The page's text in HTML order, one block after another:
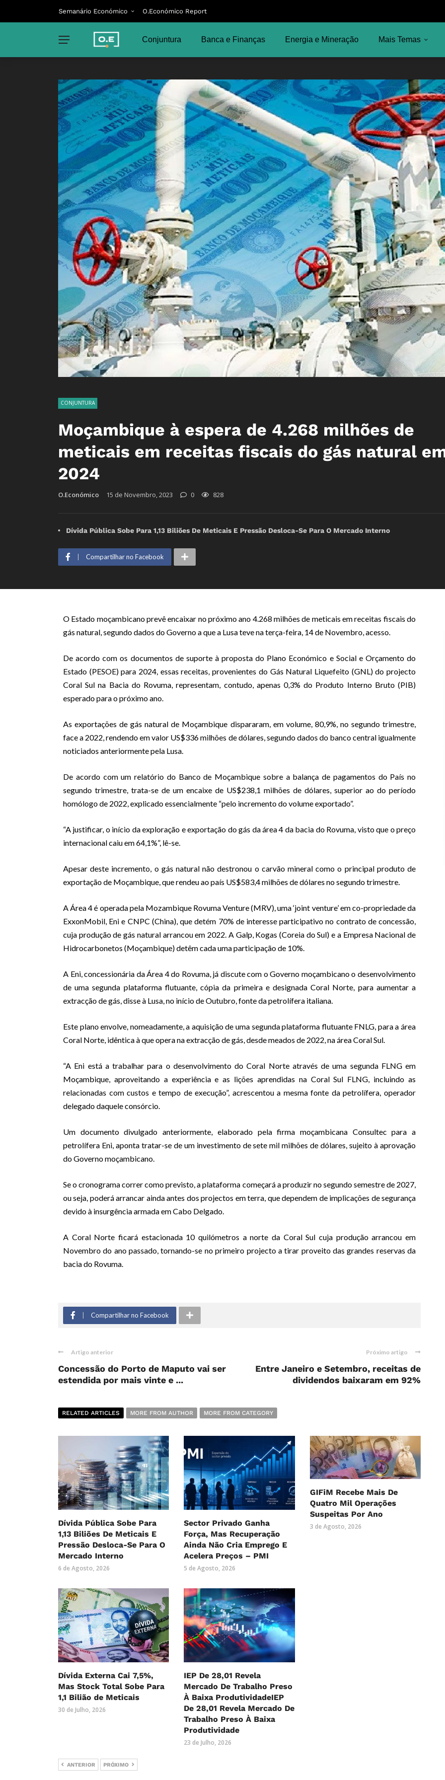
Semanário Económico O.Económico Report
Conjuntura Banca e Finanças Energia e Mineração Mais Temas
CONJUNTURA
Moçambique à espera de 4.268 milhões de
meticais em receitas fiscais do gás natural
2024
O.Económico 15 de Novembro, 2023 0 828
Dívida Pública Sobe Para 1,13 Biliões De Meticais E Pressão Desloca-Se Para O Mercado Interno
Compartilhar no Facebook
O Estado moçambicano prevê encaixar no próximo ano 4.268 milhões de meticais em receitas fiscais do
gás natural, segundo dados do Governo a que a Lusa teve na terça-feira, 14 de Novembro, acesso.
De acordo com os documentos de suporte à proposta do Plano Económico e Social e Orçamento do
Estado (PESOE) para 2024, essas receitas, provenientes do Gás Natural Liquefeito (GNL) do projecto
Coral Sul na Bacia do Rovuma, representam, contudo, apenas 0,3% do Produto Interno Bruto (PIB)
esperado para o próximo ano.
As exportações de gás natural de Moçambique dispararam, em volume, 80,9%, no segundo trimestre,
face a 2022, rendendo em valor US$336 milhões de dólares, segundo dados do banco central igualmente
noticiados anteriormente pela Lusa.
De acordo com um relatório do Banco de Moçambique sobre a balança de pagamentos do País no
segundo trimestre, trata-se de um encaixe de US$238,1 milhões de dólares, superior ao do período
homólogo de 2022, explicado essencialmente “pelo incremento do volume exportado”.
“A justificar, o início da exploração e exportação do gás da área 4 da bacia do Rovuma, visto que o preço
internacional caiu em 64,1%”, lê-se.
Apesar deste incremento, o gás natural não destronou o carvão mineral como o principal produto de
exportação de Moçambique, que rendeu ao país US$583,4 milhões de dólares no segundo trimestre.
A Área 4 é operada pela Mozambique Rovuma Venture (MRV), uma ‘joint venture’ em co-propriedade da
ExxonMobil, Eni e CNPC (China), que detém 70% de interesse participativo no contrato de concessão,
cuja produção de gás natural arrancou em 2022. A Galp, Kogas (Coreia do Sul) e a Empresa Nacional de
Hidrocarbonetos (Moçambique) detêm cada uma participação de 10%.
A Eni, concessionária da Área 4 do Rovuma, já discute com o Governo moçambicano o desenvolvimento
de uma segunda plataforma flutuante, cópia da primeira e designada Coral Norte, para aumentar a
extracção de gás, disse à Lusa, no início de Outubro, fonte da petrolífera italiana.
Este plano envolve, nomeadamente, a aquisição de uma segunda plataforma flutuante FNLG, para a área
Coral Norte, idêntica à que opera na extracção de gás, desde meados de 2022, na área Coral Sul.
“A Eni está a trabalhar para o desenvolvimento do Coral Norte através de uma segunda FLNG em
Moçambique, aproveitando a experiência e as lições aprendidas na Coral Sul FLNG, incluindo as
relacionadas com custos e tempo de execução”, acrescentou a mesma fonte da petrolífera, operador
delegado daquele consórcio.
Um documento divulgado anteriormente, elaborado pela firma moçambicana Consultec para a
petrolífera Eni, aponta tratar-se de um investimento de sete mil milhões de dólares, sujeito à aprovação
do Governo moçambicano.
Se o cronograma correr como previsto, a plataforma começará a produzir no segundo semestre de 2027,
ou seja, poderá arrancar ainda antes dos projectos em terra, que dependem de implicações de segurança
devido à insurgência armada em Cabo Delgado.
A Coral Norte ficará estacionada 10 quilómetros a norte da Coral Sul cuja produção arrancou em
Novembro do ano passado, tornando-se no primeiro projecto a tirar proveito das grandes reservas da
bacia do Rovuma.
Compartilhar no Facebook
Artigo anterior
Concessão do Porto de Maputo vai ser
estendida por mais vinte e ...
Próximo artigo
Entre Janeiro e Setembro, receitas de
dividendos baixaram em 92%
RELATED ARTICLES MORE FROM AUTHOR MORE FROM CATEGORY
Dívida Pública Sobe Para
1,13 Biliões De Meticais E
Pressão Desloca-Se Para O
Mercado Interno
6 de Agosto, 2026
Sector Privado Ganha
Força, Mas Recuperação
Ainda Não Cria Emprego E
Acelera Preços – PMI
5 de Agosto, 2026
GIFiM Recebe Mais De
Quatro Mil Operações
Suspeitas Por Ano
3 de Agosto, 2026
Dívida Externa Cai 7,5%,
Mas Stock Total Sobe Para
1,1 Bilião de Meticais
30 de Julho, 2026
IEP De 28,01 Revela
Mercado De Trabalho Preso
À Baixa ProdutividadeIEP
De 28,01 Revela Mercado De
Trabalho Preso À Baixa
Produtividade
23 de Julho, 2026
ANTERIOR PRÓXIMO